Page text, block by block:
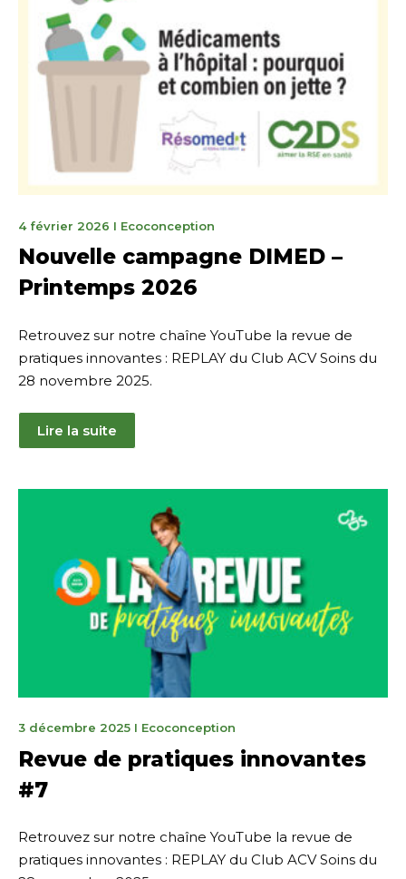
4 février 2026 15
2026
I Ecoconception
Nouvelle campagne DIMED –
Printemps 2026
Retrouvez sur notre chaîne YouTube la revue de
pratiques innovantes : REPLAY du Club ACV Soins du
28 novembre 2025.
Lire la suite
3 décembre 20254
2026
I Ecoconception
Revue de pratiques innovantes
#7
Retrouvez sur notre chaîne YouTube la revue de
pratiques innovantes : REPLAY du Club ACV Soins du